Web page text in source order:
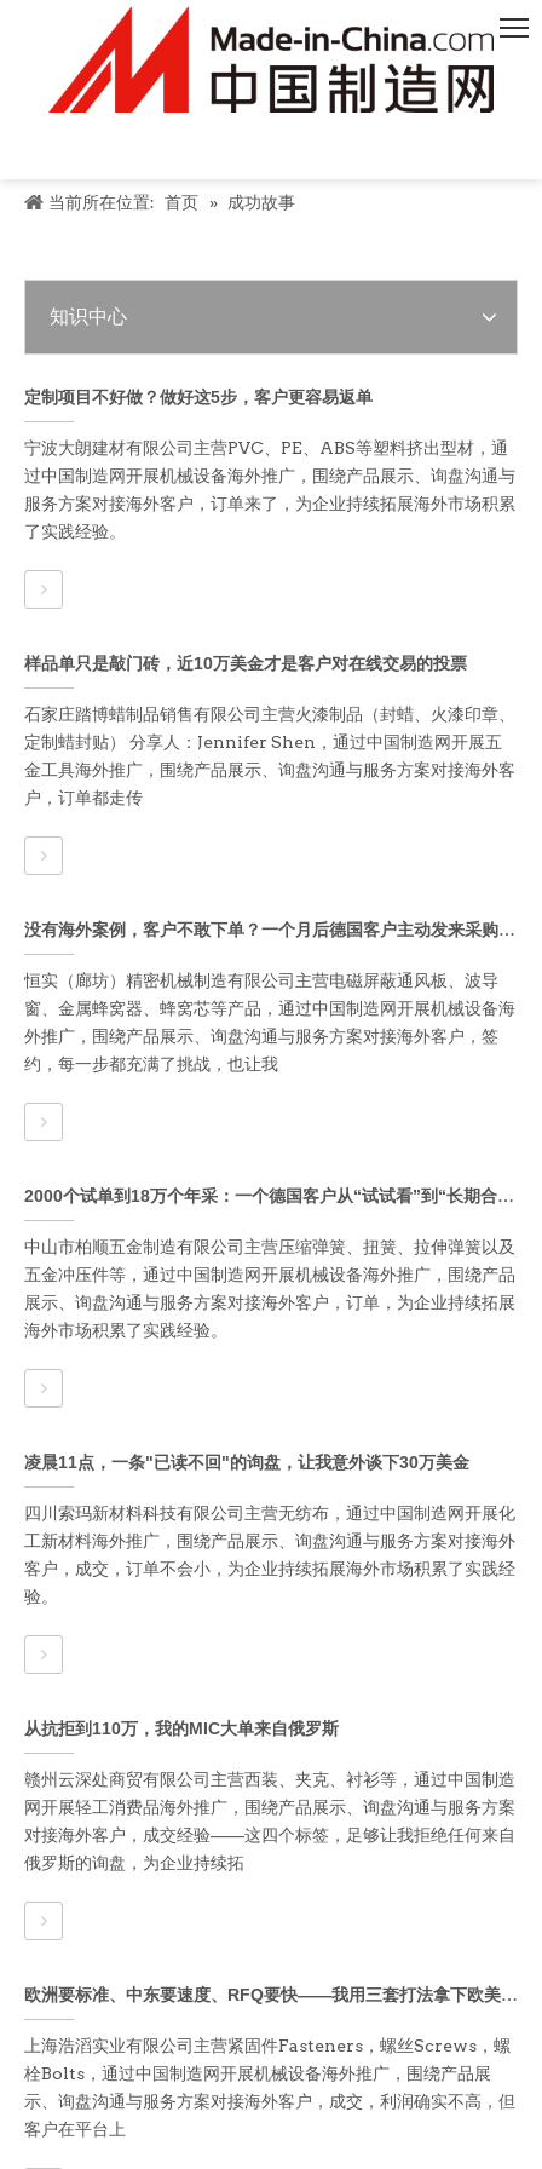
当前所在位置: 首页 » 成功故事
知识中心
定制项目不好做？做好这5步，客户更容易返单
宁波大朗建材有限公司主营PVC、PE、ABS等塑料挤出型材，通
过中国制造网开展机械设备海外推广，围绕产品展示、询盘沟通与
服务方案对接海外客户，订单来了，为企业持续拓展海外市场积累
了实践经验。
样品单只是敲门砖，近10万美金才是客户对在线交易的投票
石家庄踏博蜡制品销售有限公司主营火漆制品（封蜡、火漆印章、
定制蜡封贴） 分享人：Jennifer Shen，通过中国制造网开展五
金工具海外推广，围绕产品展示、询盘沟通与服务方案对接海外客
户，订单都走传
没有海外案例，客户不敢下单？一个月后德国客户主动发来采购合同
恒实（廊坊）精密机械制造有限公司主营电磁屏蔽通风板、波导
窗、金属蜂窝器、蜂窝芯等产品，通过中国制造网开展机械设备海
外推广，围绕产品展示、询盘沟通与服务方案对接海外客户，签
约，每一步都充满了挑战，也让我
2000个试单到18万个年采：一个德国客户从“试试看”到“长期合作”
中山市柏顺五金制造有限公司主营压缩弹簧、扭簧、拉伸弹簧以及
五金冲压件等，通过中国制造网开展机械设备海外推广，围绕产品
展示、询盘沟通与服务方案对接海外客户，订单，为企业持续拓展
海外市场积累了实践经验。
凌晨11点，一条"已读不回"的询盘，让我意外谈下30万美金
四川索玛新材料科技有限公司主营无纺布，通过中国制造网开展化
工新材料海外推广，围绕产品展示、询盘沟通与服务方案对接海外
客户，成交，订单不会小，为企业持续拓展海外市场积累了实践经
验。
从抗拒到110万，我的MIC大单来自俄罗斯
赣州云深处商贸有限公司主营西装、夹克、衬衫等，通过中国制造
网开展轻工消费品海外推广，围绕产品展示、询盘沟通与服务方案
对接海外客户，成交经验——这四个标签，足够让我拒绝任何来自
俄罗斯的询盘，为企业持续拓
欧洲要标准、中东要速度、RFQ要快——我用三套打法拿下欧美中东订单
上海浩滔实业有限公司主营紧固件Fasteners，螺丝Screws，螺
栓Bolts，通过中国制造网开展机械设备海外推广，围绕产品展
示、询盘沟通与服务方案对接海外客户，成交，利润确实不高，但
客户在平台上